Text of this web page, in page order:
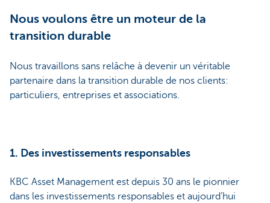
Nous voulons être un moteur de la
transition durable
Nous travaillons sans relâche à devenir un véritable
partenaire dans la transition durable de nos clients:
particuliers, entreprises et associations.
1. Des investissements responsables
KBC Asset Management est depuis 30 ans le pionnier
dans les investissements responsables et aujourd’hui